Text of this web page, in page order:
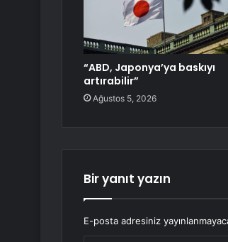
“ABD, Japonya’ya baskıyı
artırabilir”
Ağustos 5, 2026
Bir yanıt yazın
E-posta adresiniz